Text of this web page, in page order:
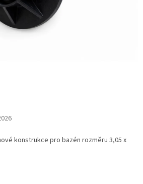
konstrukce pro bazén rozměru 3,05 x